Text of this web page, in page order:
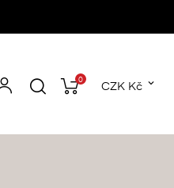
0 CZK Kč 